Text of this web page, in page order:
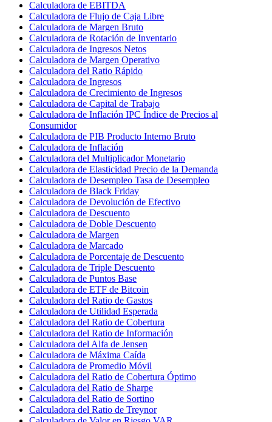
Calculadora de EBITDA
Calculadora de Flujo de Caja Libre
Calculadora de Margen Bruto
Calculadora de Rotación de Inventario
Calculadora de Ingresos Netos
Calculadora de Margen Operativo
Calculadora del Ratio Rápido
Calculadora de Ingresos
Calculadora de Crecimiento de Ingresos
Calculadora de Capital de Trabajo
Calculadora de Inflación IPC Índice de Precios al
Consumidor
Calculadora de PIB Producto Interno Bruto
Calculadora de Inflación
Calculadora del Multiplicador Monetario
Calculadora de Elasticidad Precio de la Demanda
Calculadora de Desempleo Tasa de Desempleo
Calculadora de Black Friday
Calculadora de Devolución de Efectivo
Calculadora de Descuento
Calculadora de Doble Descuento
Calculadora de Margen
Calculadora de Marcado
Calculadora de Porcentaje de Descuento
Calculadora de Triple Descuento
Calculadora de Puntos Base
Calculadora de ETF de Bitcoin
Calculadora del Ratio de Gastos
Calculadora de Utilidad Esperada
Calculadora del Ratio de Cobertura
Calculadora del Ratio de Información
Calculadora del Alfa de Jensen
Calculadora de Máxima Caída
Calculadora de Promedio Móvil
Calculadora del Ratio de Cobertura Óptimo
Calculadora del Ratio de Sharpe
Calculadora del Ratio de Sortino
Calculadora del Ratio de Treynor